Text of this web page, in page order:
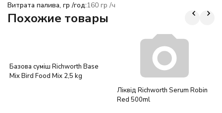
Витрата палива, гр /год:160 гр /ч
Похожие товары
Базова суміш Richworth Base
Mix Bird Food Mix 2,5 kg
Ліквід Richworth Serum Robin
Red 500ml